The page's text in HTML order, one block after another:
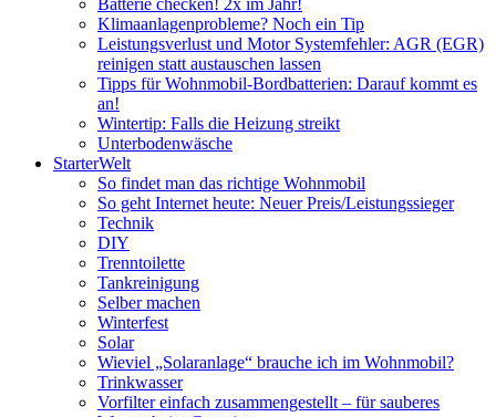
Klimaanlagenprobleme? Noch ein Tip
Leistungsverlust und Motor Systemfehler: AGR (EGR)
reinigen statt austauschen lassen
Tipps für Wohnmobil-Bordbatterien: Darauf kommt es
an!
Wintertip: Falls die Heizung streikt
Unterbodenwäsche
StarterWelt
So findet man das richtige Wohnmobil
So geht Internet heute: Neuer Preis/Leistungssieger
Technik
DIY
Trenntoilette
Tankreinigung
Selber machen
Winterfest
Solar
Wieviel „Solaranlage“ brauche ich im Wohnmobil?
Trinkwasser
Vorfilter einfach zusammengestellt – für sauberes